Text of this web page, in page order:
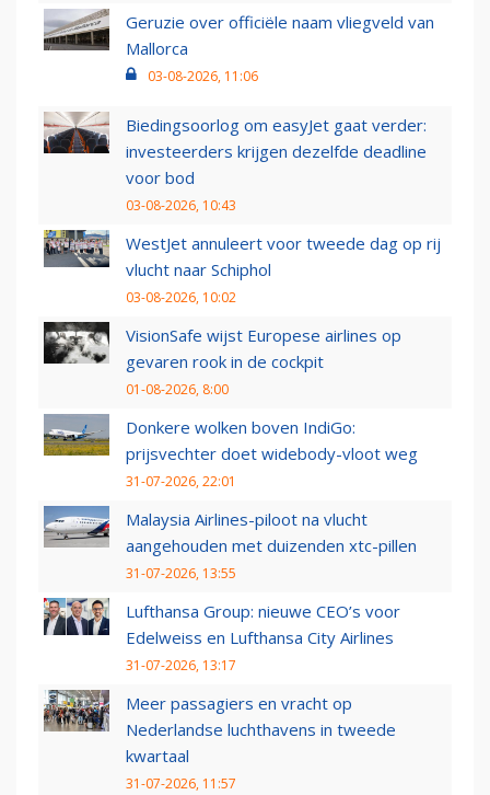
Geruzie over officiële naam vliegveld van
Mallorca
03-08-2026, 11:06
Biedingsoorlog om easyJet gaat verder:
investeerders krijgen dezelfde deadline
voor bod
03-08-2026, 10:43
WestJet annuleert voor tweede dag op rij
vlucht naar Schiphol
03-08-2026, 10:02
VisionSafe wijst Europese airlines op
gevaren rook in de cockpit
01-08-2026, 8:00
Donkere wolken boven IndiGo:
prijsvechter doet widebody-vloot weg
31-07-2026, 22:01
Malaysia Airlines-piloot na vlucht
aangehouden met duizenden xtc-pillen
31-07-2026, 13:55
Lufthansa Group: nieuwe CEO’s voor
Edelweiss en Lufthansa City Airlines
31-07-2026, 13:17
Meer passagiers en vracht op
Nederlandse luchthavens in tweede
kwartaal
31-07-2026, 11:57